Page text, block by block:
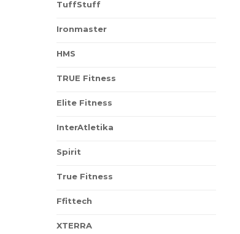
TuffStuff
Ironmaster
HMS
TRUE Fitness
Elite Fitness
InterAtletika
Spirit
True Fitness
Ffittech
XTERRA